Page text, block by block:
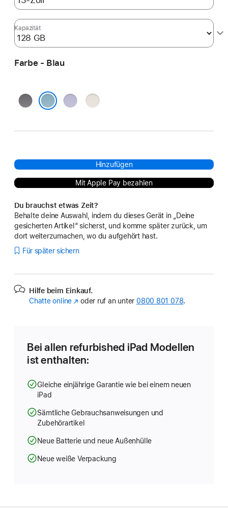
Kapazität
Farbe - Blau
Space GrauViolettPolarstern
Hinzufügen
Mit Apple Pay bezahlen
Du brauchst etwas Zeit?
Behalte deine Auswahl, indem du dieses Gerät in „Deine
gesicherten Artikel“ sicherst, und komme später zurück, um
dort weiterzumachen, wo du aufgehört hast.
Für später sichern
Hilfe beim Einkauf.
Chatte online (Öffnet
oder ruf an unter 0800 801 078.
Bei allen refurbished iPad Modellen
ist enthalten:
Gleiche einjährige Garantie wie bei einem neuen
iPad
Sämtliche Gebrauchsanweisungen und
Zubehörartikel
Neue Batterie und neue Außenhülle
Neue weiße Verpackung